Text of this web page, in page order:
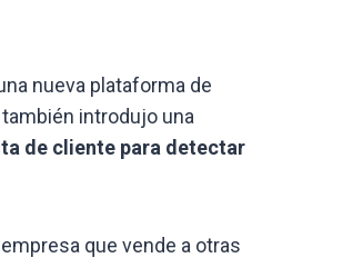
nueva plataforma de
introdujo una
de cliente para detectar
que vende a otras